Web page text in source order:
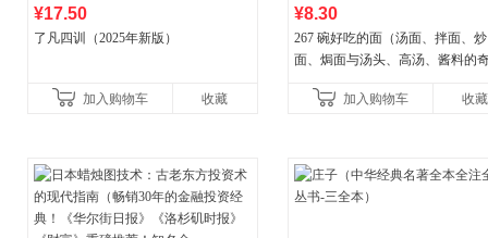
¥17.50
了凡四训（2025年新版）
加入购物车 收藏
¥8.30
267 碗好吃的面（汤面、拌面、炒
面、焗面与汤头、高汤、酱料的
妙滋味！令人无法抗拒的
加入购物车 收藏